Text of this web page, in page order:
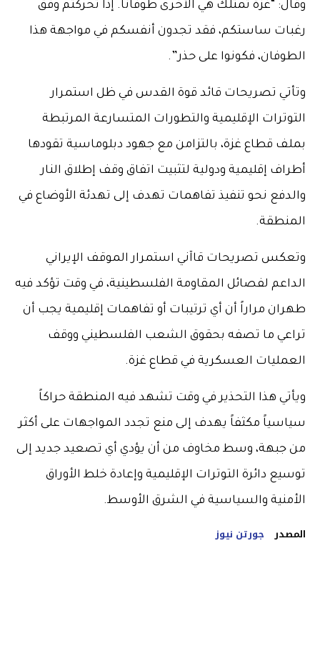
وقال: “غزة تمتلك هي الأخرى طوفاناً. إذا تحركتم وفق
رغبات ساستكم، فقد تجدون أنفسكم في مواجهة هذا
الطوفان، فكونوا على حذر”.
وتأتي تصريحات قائد قوة القدس في ظل استمرار
التوترات الإقليمية والتطورات المتسارعة المرتبطة
بملف قطاع غزة، بالتزامن مع جهود دبلوماسية تقودها
أطراف إقليمية ودولية لتثبيت اتفاق وقف إطلاق النار
والدفع نحو تنفيذ تفاهمات تهدف إلى تهدئة الأوضاع في
المنطقة.
وتعكس تصريحات قاآني استمرار الموقف الإيراني
الداعم لفصائل المقاومة الفلسطينية، في وقت تؤكد فيه
طهران مراراً أن أي ترتيبات أو تفاهمات إقليمية يجب أن
تراعي ما تصفه بحقوق الشعب الفلسطيني ووقف
العمليات العسكرية في قطاع غزة.
ويأتي هذا التحذير في وقت تشهد فيه المنطقة حراكاً
سياسياً مكثفاً يهدف إلى منع تجدد المواجهات على أكثر
من جبهة، وسط مخاوف من أن يؤدي أي تصعيد جديد إلى
توسيع دائرة التوترات الإقليمية وإعادة خلط الأوراق
الأمنية والسياسية في الشرق الأوسط.
المصدر جورتن نيوز